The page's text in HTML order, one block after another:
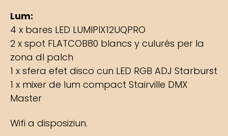
Lum:
4 x bares LED LUMIPIX12UQPRO
2 x spot FLATCOB80 blancs y culurés per la
zona dl palch
1 x sfera efet disco cun LED RGB ADJ Starburst
1 x mixer de lum compact Stairville DMX
Master
Wifi a disposiziun.